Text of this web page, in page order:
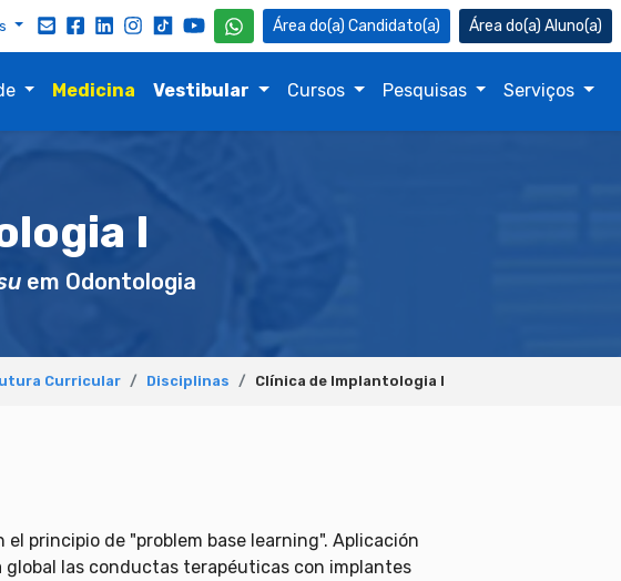
Candidato(a) Aluno(a)
Medicina Vestibular Cursos Pesquisas Serviços
I
em Odontologia
Curricular Disciplinas Clínica de Implantologia I
principio de "problem base learning". Aplicación
las conductas terapéuticas con implantes